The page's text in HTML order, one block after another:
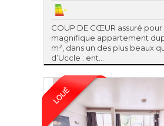
COUP DE CŒUR assuré pour
magnifique appartement
m², dans un des plus beaux
d’Uccle : ent...